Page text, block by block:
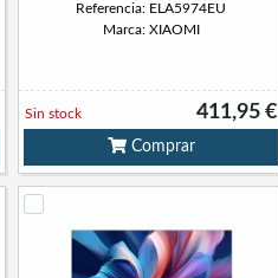
Referencia: ELA5974EU
Marca: XIAOMI
411,95 €
Sin stock
Comprar